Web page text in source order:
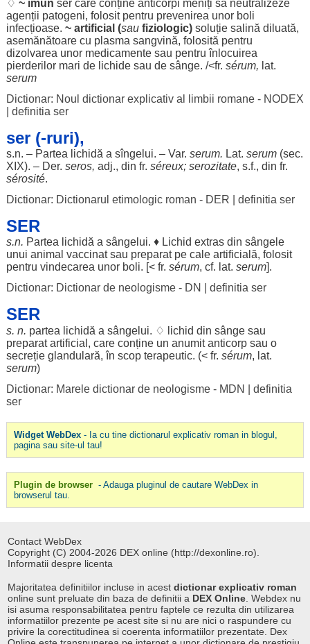
♢ ~ imun ser care conține anticorpi meniți să neutralizeze
agenții patogeni, folosit pentru prevenirea unor boli
infecțioase. ~ artificial (sau fiziologic) soluție salină diluată,
asemănătoarecu plasma sangvină, folosită pentru
dizolvarea unor medicamentesau pentru înlocuirea
pierderilor mari de lichidesau de sânge. /<fr. sérum, lat.
serum
Dictionar: Noul dictionar explicativ al limbii romane - NODEX
definitia ser
ser (-ruri),
s.n. – Partea lichidă a sîngelui. – Var. serum. Lat. serum(sec.
XIX). – Der. seros, adj., din fr. séreux; serozitate, s.f., din fr.
sérosité.
Dictionar: Dictionarul etimologic roman - DER
definitia ser
SER
s.n. Partea lichidă a sângelui. ♦ Lichid extrasdin sângele
unui animal vaccinatsau preparatpe cale artificială, folosit
pentru vindecarea unor boli. [< fr. sérum, cf. lat. serum].
Dictionar: Dictionar de neologisme - DN
definitia ser
SER
s. n. partea lichidă a sângelui. ♢ lichid din sângesau
preparat artificial , care conțineun anumit anticorpsau o
secreție glandulară, în scop terapeutic. (< fr. sérum, lat.
serum)
Dictionar: Marele dictionar de neologisme - MDN
definitia
ser
Widget WebDex- Ia cu tine dictionarul explicativ roman in blogul,
pagina sau site-ul tau!
Plugin de browser - Adauga pluginul de cautare WebDex in
browserul tau.
Contact WebDex
Copyright (C) 2004-2026 DEX online (http://dexonline.ro).
Informatii despre licenta
Majoritatea definitiilor incluse in acestdictionar explicativ roman
online sunt preluate din baza de definitii a DEX Online . Webdex nu
isi asuma responsabilitatea pentru faptele ce rezulta din utilizarea
informatiilor prezente pe acest site si nu are nici o raspundere cu
privire la corectitudinea si coerenta informatiilor prezentate. Dex